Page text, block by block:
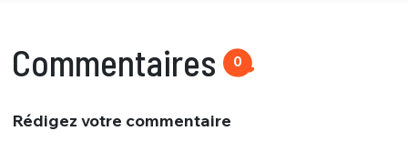
Commentaires 0
Rédigez votre commentaire